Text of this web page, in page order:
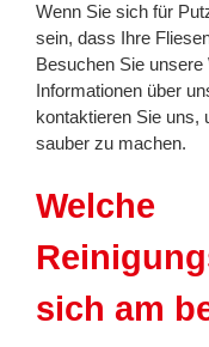
Wenn Sie sich für
sein, dass Ihre
Besuchen Sie unsere
Informationen über
kontaktieren Sie uns,
sauber zu machen.
Welche
sich am